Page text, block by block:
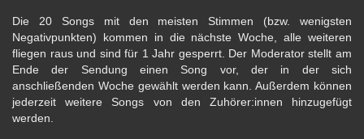
Die 20 Songs mit den meisten Stimmen (bzw. wenigsten
Negativpunkten) kommen in die nächste Woche, alle weiteren
fliegen raus und sind für 1 Jahr gesperrt. Der Moderator stellt am
Ende der Sendung einen Song vor, der in der sich
anschließenden Woche gewählt werden kann. Außerdem können
jederzeit weitere Songs von den Zuhörer:innen hinzugefügt
werden.